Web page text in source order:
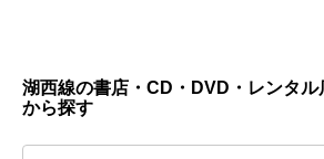
湖西線の書店・CD・DVD・レンタル
から探す